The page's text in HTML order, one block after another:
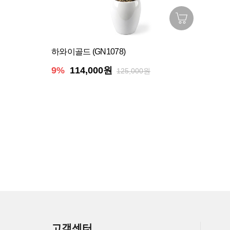
하와이골드 (GN1078)
9% 114,000원 125,000원